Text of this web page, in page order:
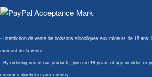
- Interdiction de vente de boissons alcooliques aux mineurs de 18
moment de la vente.
- By ordering one of our products, you are 18 years of age or older, or
consume alcohol in your country.